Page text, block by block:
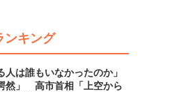
ンキング
人は誰もいなかったのか」
然」 高市首相「上空から